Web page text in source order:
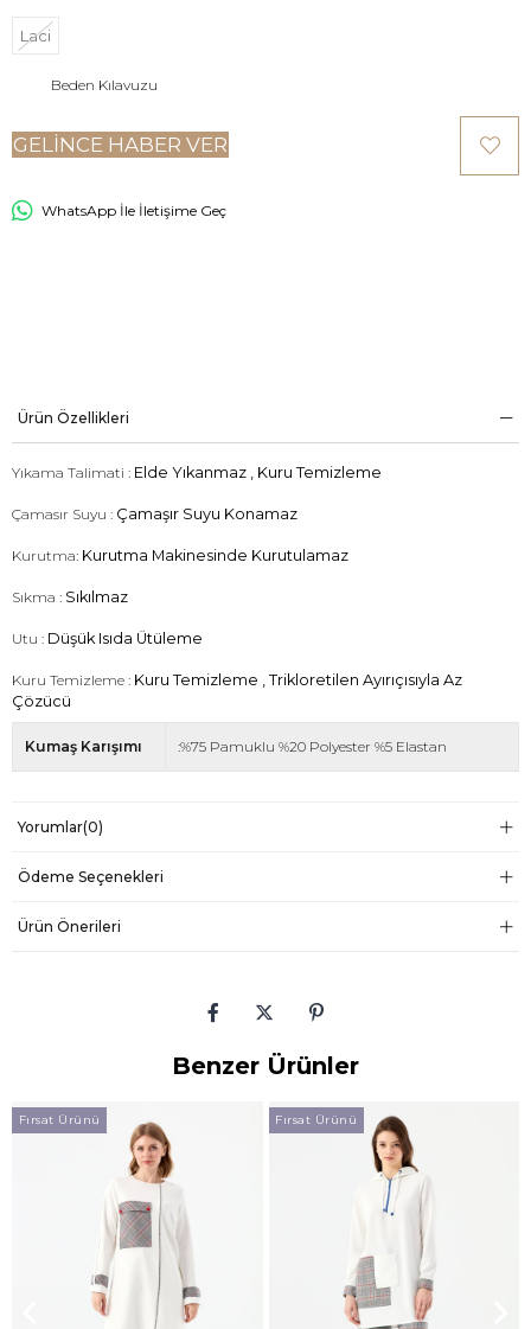
Laci
Beden Kılavuzu
GELINCE HABER VER
WhatsApp İle İletişime Geç
Ürün Özellikleri
Yıkama Talimati : Elde Yıkanmaz , Kuru Temizleme
Çamasır Suyu : Çamaşır Suyu Konamaz
Kurutma: Kurutma Makinesinde Kurutulamaz
Sıkma : Sıkılmaz
Utu : Düşük Isıda Ütüleme
Kuru Temizleme : Kuru Temizleme , Trikloretilen Ayırıçısıyla Az
Çözücü
Kumaş Karışımı :%75 Pamuklu %20 Polyester %5 Elastan
Yorumlar(0)
Ödeme Seçenekleri
Ürün Önerileri
Benzer Ürünler
Fırsat Ürünü Fırsat Ürünü